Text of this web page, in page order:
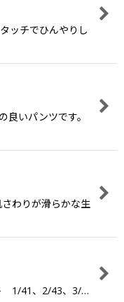
ッチでひんやりし
いパンツです。
わりが滑らかな生
1/41、2/43、3/…